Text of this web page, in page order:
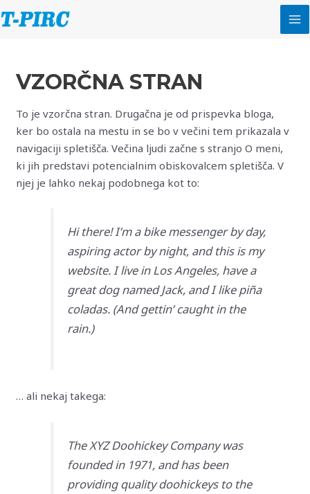
Skip
to
VZORČNA STRAN
To je vzorčna stran. Drugačna je od prispevka bloga,
ker bo ostala na mestu in se bo v večini tem prikazala v
navigaciji spletišča. Večina ljudi začne s stranjo O meni,
ki jih predstavi potencialnim obiskovalcem spletišča. V
njej je lahko nekaj podobnega kot to:
Hi there! I’m a bike messenger by day,
aspiring actor by night, and this is my
website. I live in Los Angeles, have a
great dog named Jack, and I like piña
coladas. (And gettin’ caught in the
rain.)
… ali nekaj takega:
The XYZ Doohickey Company was
founded in 1971, and has been
providing quality doohickeys to the